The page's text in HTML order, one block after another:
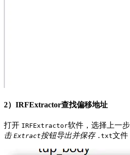
2）IRFExtractor查找偏移地址
打开 IRFExtractor软件，选择上一
击 Extract按钮导出并保存 .txt文件